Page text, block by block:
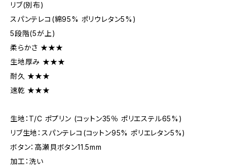
リブ(別布)
スパンテレコ(綿95% ポリウレタン5%)
5段階(5が上)
柔らかさ ★★★
生地厚み ★★★
耐久 ★★★
速乾 ★★★
生地：T/C ポプリン (コットン35％ ポリエステル65%)
リブ生地：スパンテレコ(コットン95% ポリエレタン5%)
ボタン：高瀬貝ボタン11.5mm
加工：洗い